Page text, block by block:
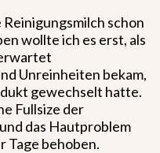
schon
wollte ich es erst, als
Unreinheiten bekam,
gewechselt hatte.
Fullsize der
das Hautproblem
Tage behoben.